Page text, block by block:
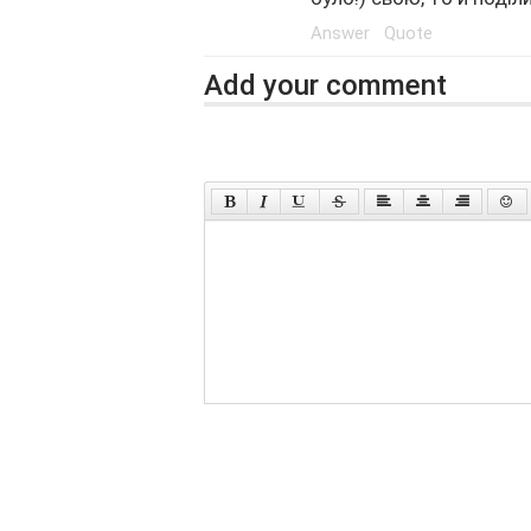
Answer Quote
Add your comment